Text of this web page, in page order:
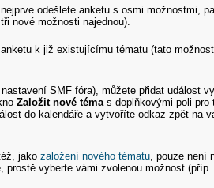
odešlete anketu s osmi možnostmi,
nové možnosti najednou).
k již existujícímu tématu (tato
SMF fóra), můžete přidat událost
Založit nové témas doplňkovými poli pro
do kalendáře a vytvoříte odkaz zpět na
jakozaložení nového tématu , pouze není
vyberte vámi zvolenou možnost